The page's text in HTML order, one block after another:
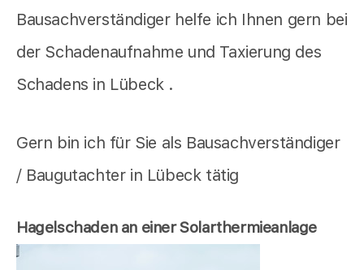
Bausachverständiger helfe ich Ihnen gern bei
der Schadenaufnahme und Taxierung des
Schadens in Lübeck .
Gern bin ich für Sie als Bausachverständiger
/ Baugutachter in Lübeck tätig
Hagelschaden an einer Solarthermieanlage